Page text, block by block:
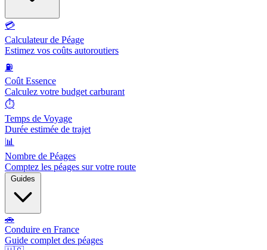
💳
Calculateur de Péage
Estimez vos coûts autoroutiers
⛽
Coût Essence
Calculez votre budget carburant
⏱️
Temps de Voyage
Durée estimée de trajet
📊
Nombre de Péages
Comptez les péages sur votre route
Guides
🚗
Conduire en France
Guide complet des péages